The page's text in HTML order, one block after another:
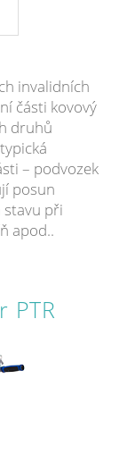
invalidních
části kovový
druhů
– podvozek
posun
stavu při
apod..
PTR